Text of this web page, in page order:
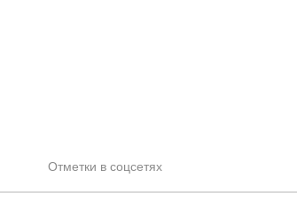
Отметки в соцсетях